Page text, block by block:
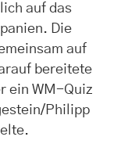
auf das
Die
auf
bereitete
ein WM-Quiz
Philipp